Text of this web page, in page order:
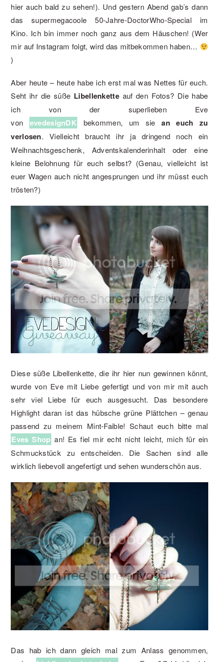
hier auch bald zu sehen!). Und gestern Abend gab’s dann
das supermegacoole 50-Jahre-DoctorWho-Special im
Kino. Ich bin immer noch ganz aus dem Häuschen! (Wer
mir auf Instagram folgt, wird das mitbekommen haben…
)
Aber heute – heute habe ich erst mal was Nettes für euch.
Seht ihr die süße Libellenketteauf den Fotos? Die habe
ich von der superlieben Eve
von evedesignDK bekommen, um siean euch zu
verlosen. Vielleicht braucht ihr ja dringend noch ein
Weihnachtsgeschenk, Adventskalenderinhalt oder eine
kleine Belohnung für euch selbst? (Genau, vielleicht ist
euer Wagen auch nicht angesprungen und ihr müsst euch
trösten?)
Diese süße Libellenkette, die ihr hier nun gewinnen könnt,
wurde von Eve mit Liebe gefertigt und von mir mit auch
sehr viel Liebe für euch ausgesucht. Das besondere
Highlight daran ist das hübsche grüne Plättchen – genau
passend zu meinem Mint-Faible! Schaut euch bitte mal
Eves Shop an! Es fiel mir echt nicht leicht, mich für ein
Schmuckstück zu entscheiden. Die Sachen sind alle
wirklich liebevoll angefertigt und sehen wunderschön aus.
Das hab ich dann gleich mal zum Anlass genommen,